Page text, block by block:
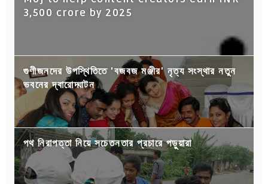
3,500 crore by 2025
গুণীজনদের উপস্থিতিতে 'বজবজ মঞ্জীর' নৃত্য সংস্থার নতুন
ভবনের দ্বারোদ্ঘাটন
পথ নিরাপত্তা নিয়ে সচেতনতার প্রচারে পড়ুয়ারা